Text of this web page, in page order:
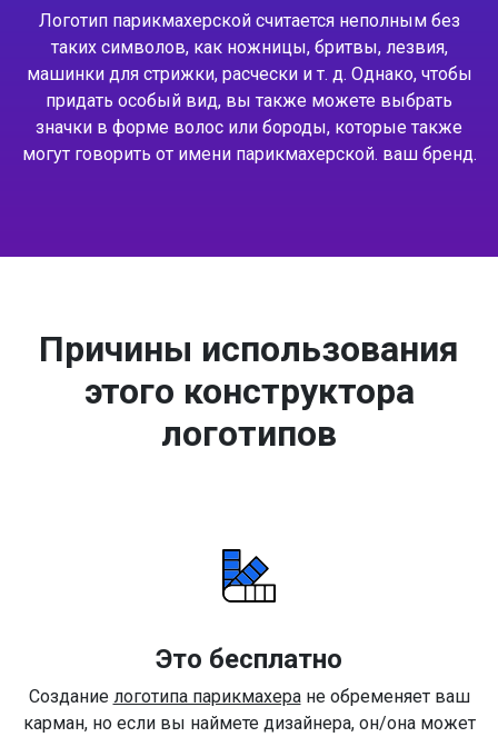
Логотип парикмахерской считается неполным без
таких символов, как ножницы, бритвы, лезвия,
машинки для стрижки, расчески и т. д. Однако, чтобы
придать особый вид, вы также можете выбрать
значки в форме волос или бороды, которые также
могут говорить от имени парикмахерской. ваш бренд.
Причины использования
этого конструктора
логотипов
Это бесплатно
Создание логотипа парикмахеране обременяет ваш
карман, но если вы наймете дизайнера, он/она может